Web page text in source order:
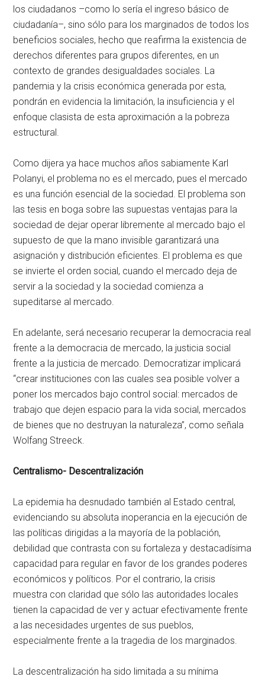
los ciudadanos –como lo sería el ingreso básico de
ciudadanía–, sino sólo para los marginados de todos los
beneficios sociales, hecho que reafirma la existencia de
derechos diferentes para grupos diferentes, en un
contexto de grandes desigualdades sociales. La
pandemia y la crisis económica generada por esta,
pondrán en evidencia la limitación, la insuficiencia y el
enfoque clasista de esta aproximación a la pobreza
estructural.
Como dijera ya hace muchos años sabiamente Karl
Polanyi, el problema no es el mercado, pues el mercado
es una función esencial de la sociedad. El problema son
las tesis en boga sobre las supuestas ventajas para la
sociedad de dejar operar libremente al mercado bajo el
supuesto de que la mano invisible garantizará una
asignación y distribución eficientes. El problema es que
se invierte el orden social, cuando el mercado deja de
servir a la sociedad y la sociedad comienza a
supeditarse al mercado.
En adelante, será necesario recuperar la democracia real
frente a la democracia de mercado, la justicia social
frente a la justicia de mercado. Democratizar implicará
“crear instituciones con las cuales sea posible volver a
poner los mercados bajo control social: mercados de
trabajo que dejen espacio para la vida social, mercados
de bienes que no destruyan la naturaleza”, como señala
Wolfang Streeck.
Centralismo- Descentralización
La epidemia ha desnudado también al Estado central,
evidenciando su absoluta inoperancia en la ejecución de
las políticas dirigidas a la mayoría de la población,
debilidad que contrasta con su fortaleza y destacadísima
capacidad para regular en favor de los grandes poderes
económicos y políticos. Por el contrario, la crisis
muestra con claridad que sólo las autoridades locales
tienen la capacidad de ver y actuar efectivamente frente
a las necesidades urgentes de sus pueblos,
especialmente frente a la tragedia de los marginados.
La descentralización ha sido limitada a su mínima